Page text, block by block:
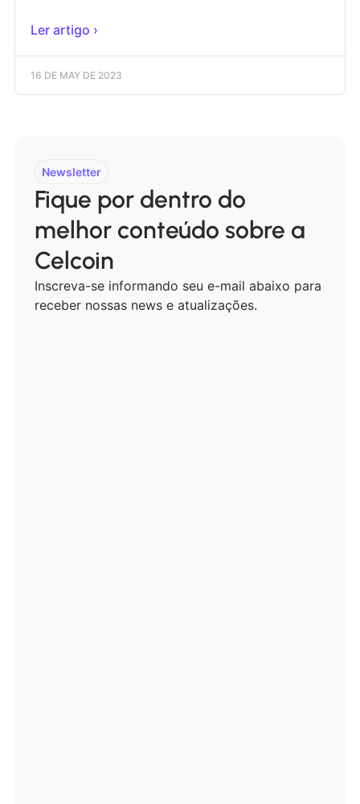
Ler artigo ›
16 DE MAY DE 2023
Newsletter
Fique por dentro do
melhor conteúdo sobre a
Celcoin
Inscreva-se informando seu e-mail abaixo para
receber nossas news e atualizações.